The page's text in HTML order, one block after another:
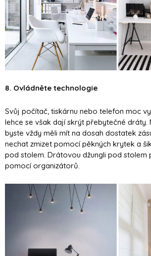
8. Ovládněte technologie
Svůj počítač, tiskárnu nebo telefon moc
lehce se však dají skrýt přebytečné dráty.
byste vždy měli mít na dosah dostatek
nechat zmizet pomocí pěkných krytek a
pod stolem. Drátovou džungli pod stolem
pomocí organizátorů.